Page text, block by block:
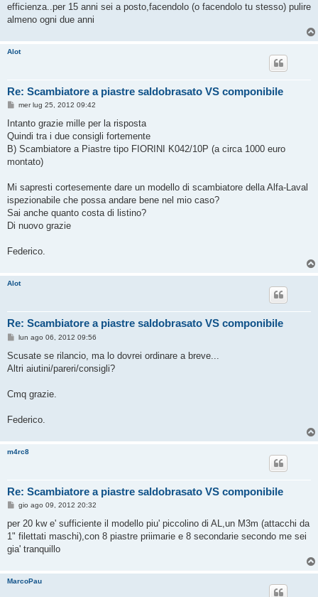
efficienza..per 15 anni sei a posto,facendolo (o facendolo tu stesso) pulire
almeno ogni due anni
Alot
Re: Scambiatore a piastre saldobrasato VS componibile
M
s
a
g
g
i
mer lug 25, 2012 09:42
Intanto grazie mille per la risposta
Quindi tra i due consigli fortemente
B) Scambiatore a Piastre tipo FIORINI K042/10P (a circa 1000 euro
montato)
Mi sapresti cortesemente dare un modello di scambiatore della Alfa-Laval
ispezionabile che possa andare bene nel mio caso?
Sai anche quanto costa di listino?
Di nuovo grazie
Federico.
Alot
Re: Scambiatore a piastre saldobrasato VS componibile
M
s
a
i
lun ago 06, 2012 09:56
Scusate se rilancio, ma lo dovrei ordinare a breve...
Altri aiutini/pareri/consigli?
Cmq grazie.
Federico.
m4rc8
Re: Scambiatore a piastre saldobrasato VS componibile
M
s
a
g
o
gio ago 09, 2012 20:32
per 20 kw e' sufficiente il modello piu' piccolino di AL,un M3m (attacchi da
1" filettati maschi),con 8 piastre priimarie e 8 secondarie secondo me sei
gia' tranquillo
MarcoPau